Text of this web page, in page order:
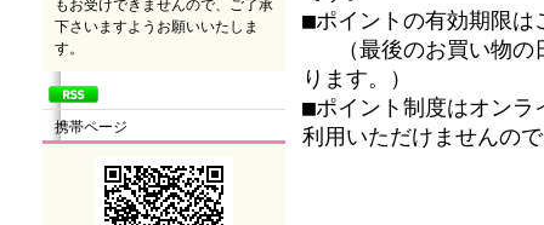
もお受けできませんので、ご了承
下さいますようお願いいたしま
す。
携帯ページ
■ポイントの有効期限は
（最後のお買い物の
ります。）
■ポイント制度はオン
利用いただけませんの